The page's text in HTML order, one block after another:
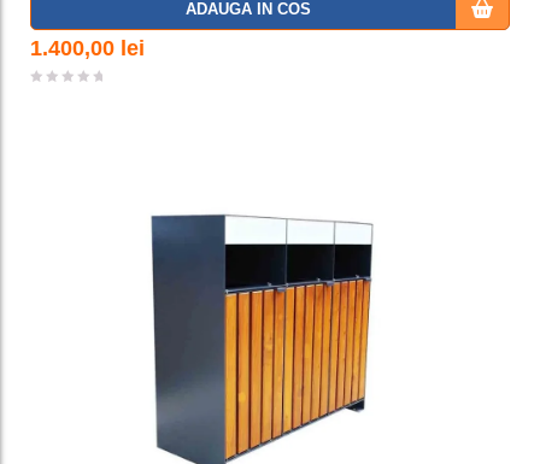
ADAUGA IN COS
1.400,00 lei